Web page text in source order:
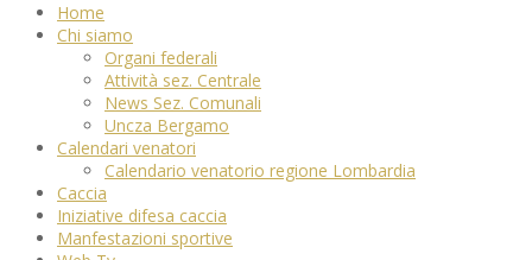
Home
Chi siamo
Organi federali
Attività sez. Centrale
News Sez. Comunali
Uncza Bergamo
Calendari venatori
Calendario venatorio regione Lombardia
Caccia
Iniziative difesa caccia
Manfestazioni sportive